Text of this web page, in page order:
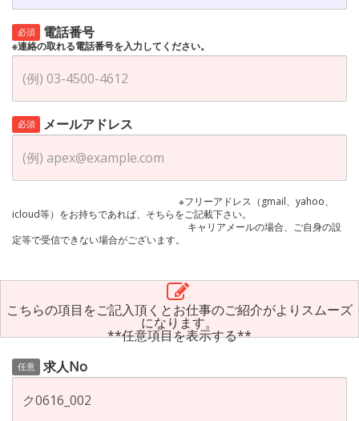
必須 電話番号
※連絡の取れる電話番号を入力してください。
必須 メールアドレス
※フリーアドレス（gmail、yahoo、
icloud等）をお持ちであれば、そちらをご記載下さい。
キャリアメールの場合、ご自身の設
定等で受信できない場合がございます。
こちらの項目をご記入頂くとお仕事のご紹介がよりスムーズ
になります。
**任意項目を表示する**
任意 求人No